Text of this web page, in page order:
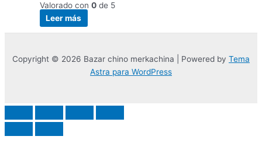
Valorado con 0 de 5
Leer más
Copyright © 2026 Bazar chino merkachina | Powered by Tema
Astra para WordPress